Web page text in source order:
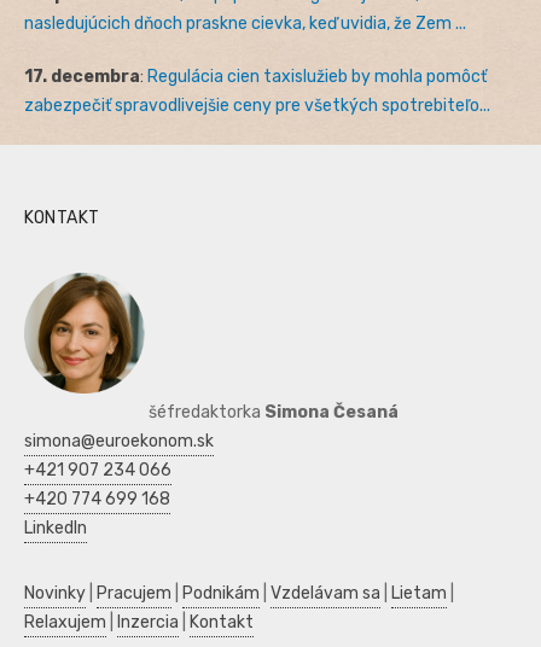
nasledujúcich dňoch praskne cievka, keď uvidia, že Zem ...
17. decembra: Regulácia cien taxislužieb by mohla pomôcť
zabezpečiť spravodlivejšie ceny pre všetkých spotrebiteľo...
KONTAKT
šéfredaktorka Simona Česaná
simona@euroekonom.sk
+421 907 234 066
+420 774 699 168
LinkedIn
Novinky Pracujem Podnikám Vzdelávam sa Lietam
Relaxujem
Inzercia Kontakt